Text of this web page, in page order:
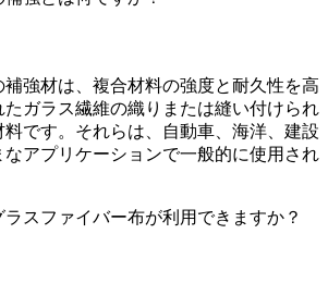
強材は、複合材料の強度と耐久性を高
ガラス繊維の織りまたは縫い付けられ
です。それらは、自動車、海洋、建設
アプリケーションで一般的に使用され
スファイバー布が利用できますか？